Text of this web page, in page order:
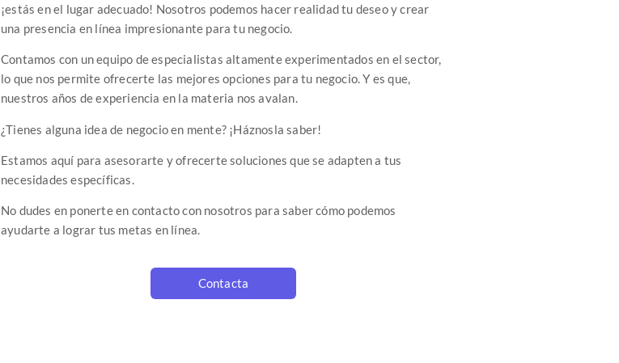
¡estás en el lugar adecuado! Nosotros podemos hacer realidad tu deseo y crear
una presencia en línea impresionante para tu negocio.
Contamos con un equipo de especialistas altamente experimentados en el sector,
lo que nos permite ofrecerte las mejores opciones para tu negocio. Y es que,
nuestros años de experiencia en la materia nos avalan.
¿Tienes alguna idea de negocio en mente? ¡Háznosla saber!
Estamos aquí para asesorarte y ofrecerte soluciones que se adapten a tus
necesidades específicas.
No dudes en ponerte en contacto con nosotros para saber cómo podemos
ayudarte a lograr tus metas en línea.
Contacta